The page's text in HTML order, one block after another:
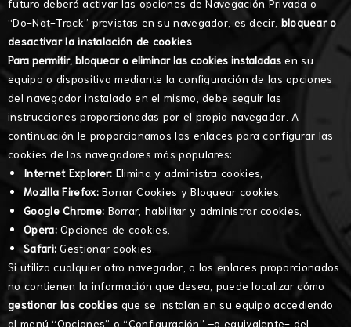
futuro deberá activar las opciones de Navegación Privada o
“Do-Not-Track” previstas en su navegador, es decir, bloquear o
desactivar la instalación de cookies.
Para permitir, bloquear o eliminar las cookies instaladas en su
equipo o dispositivo mediante la configuración de las opciones
del navegador instalado en el mismo, debe seguir las
instrucciones proporcionadas por el propio navegador. A
continuación le proporcionamos los enlaces para configurar las
cookies de los navegadores más populares:
Internet Explorer: Elimina y administra cookies
Mozilla Firefox: Borrar Cookies yBloquear cookies
Google Chrome: Borrar, habilitar y administrar cookies
Opera: Opciones de cookies
Safari: Gestionar cookies
Si utiliza cualquier otro navegador, o los enlaces proporcionados
no contienen la información que desea, puede localizar cómo
gestionar las cookies que se instalan en su equipo accediendo
al menú “Opciones” o “Configuración” –o equivalente- del